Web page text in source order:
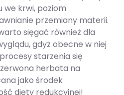
we krwi, poziom
przemiany materii.
sięgać również dla
gdyż obecne w niej
starzenia się
herbata na
jako środek
diety redukcyjnej!